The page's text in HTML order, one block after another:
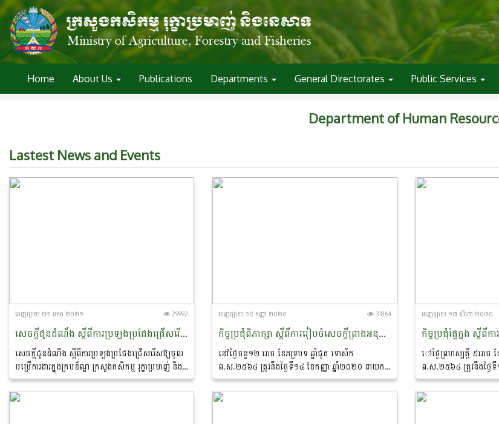
Home About Us Publications Departments General Directorates Public Services
Department of Human
Lastest News and Events
ចេញ​ផ្សាយ​ ២១ មករា ២០២១ 29992
សេចក្តីជូនដំណឹង ស្តីពីការប្រឡងប្រជែងជ្រេីសរេីសឨ្យចូលបម្រេីការងារក្នុងក្របខ័ណ្ឌ ក្រសួងកសិកម្ម រុក្ខាប្រមាញ់ និងនេសាទ និងក្រសួង ស្ថាប័ន សម្រាប់ឆ្នាំ២០២១
សេចក្តីជូនដំណឹង ស្តីពីការប្រឡងប្រជែងជ្រេីសរេីសឨ្យចូល
បម្រេីការងារក្នុងក្របខ័ណ្ឌ ក្រសួងកសិកម្ម រុក្ខាប្រមាញ់ និង
នេសាទ និងក្រសួង ស្ថាប័ន សម្រាប់ឆ្នាំ២០២១
ចេញ​ផ្សាយ​ ១៥ កញ្ញា ២០២០ 31864
កិច្ចប្រជុំពិភាក្សា ស្តីពីការរៀបចំសេចក្តីព្រាងអនុក្រឹត្យ ស្តីពីការរៀបចំនិងការប្រព្រឹត្តទៅរបស់មន្ទីពិសោធន៍ជាតិ សម្រាប់ក្រសួងកសិកម្ម រុក្ខាប្រមាញ់ និងនេសាទ
នៅថ្ងៃចន្ទ១២ រោច ខែភទ្របទ ឆ្នាំជូត ទោស័ក
ព.ស.២៥៦៤ ត្រូវនឹងថ្ងៃទី១៤ ខែកញ្ញា ឆ្នាំ២០២០ នាយក
ដ្ឋានបុគ្គលិកនិងអភិវឌ្ឍន៍ធនធានមនុស្សបានរៀបចំកិច្ចប្រជុំ
ពិភាក្សា ស្តីពីការរៀបចំសេចក្តីព្រាងអនុក្រឹត្យ...
ចេញ​ផ្សាយ​ ១៣ សីហា ២០២០
ៅថ្ងៃព្រហស្បត្តិ៍ ៩រោច
ព.ស.២៥៦៤ ត្រូវនឹងថ្ងៃ
ដ្ឋានបុគ្គលិកនិងអភិវឌ្ឍន៍
ផ្ទៃក្នុង...